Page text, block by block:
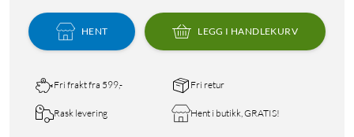
HENT LEGG I HANDLEKURV
Fri frakt fra 599,- Fri retur
Rask levering Hent i butikk, GRATIS!